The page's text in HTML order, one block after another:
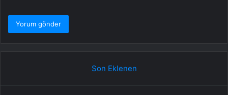
Son Eklenen